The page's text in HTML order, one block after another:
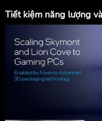
Tiết kiệm năng lượng